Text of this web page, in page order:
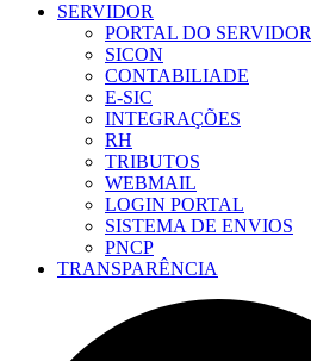
SERVIDOR
PORTAL DO SERVIDOR
SICON
CONTABILIADE
E-SIC
INTEGRAÇÕES
RH
TRIBUTOS
WEBMAIL
LOGIN PORTAL
SISTEMA DE ENVIOS
PNCP
TRANSPARÊNCIA